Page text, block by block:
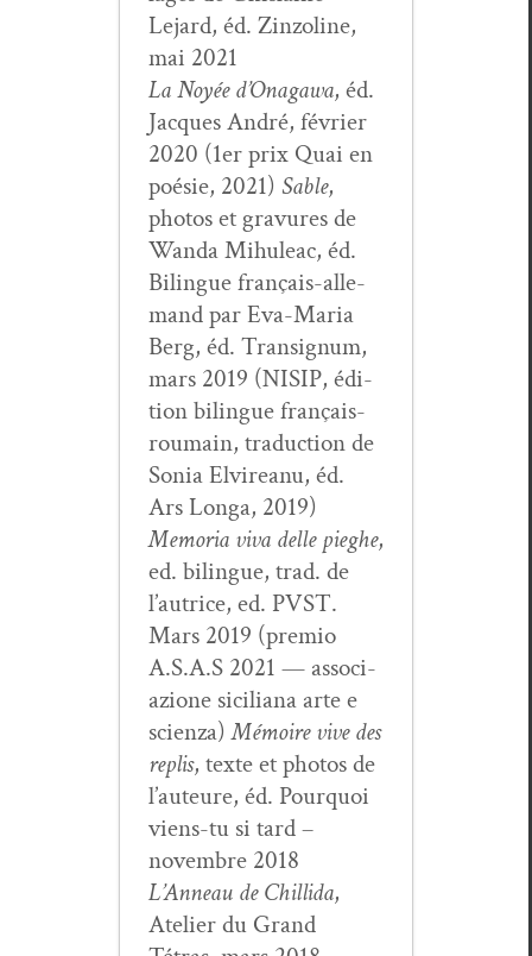
Lejard, éd. Zin­zo­line,
mai 2021
La Noyée d’On­a­gawa, éd.
Jacques André, févri­er
2020 (1er prix Quai en
poésie, 2021) Sable,
pho­tos et gravures de
Wan­da Mihuleac, éd.
Bilingue français-alle­
mand par Eva-Maria
Berg, éd. Tran­signum,
mars 2019 (NISIP, édi­
tion bilingue français-
roumain, tra­duc­tion de
Sonia Elvire­anu, éd.
Ars Lon­ga, 2019)
Memo­ria viva delle pieghe,
ed. bilingue, trad. de
l’autrice, ed. PVST.
Mars 2019 (pre­mio
A.S.A.S 2021 — asso­ci­
azione sicil­iana arte e
scien­za)Mémoire vive des
replis, texte et pho­tos de
l’auteure, éd. Pourquoi
viens-tu si tard –
novem­bre 2018
L’Anneau de Chill­i­da,
Ate­lier du Grand